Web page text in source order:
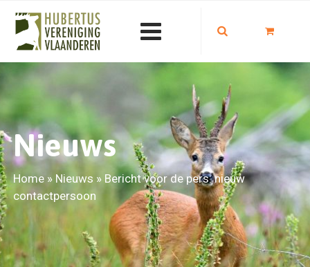
Nieuws
Home» Nieuws » Bericht voor de pers: nieuw
contactpersoon